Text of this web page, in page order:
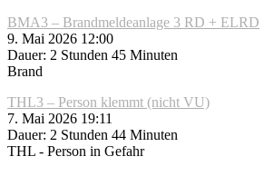
BMA3 – Brandmeldeanlage 3 RD + ELRD
9. Mai 2026 12:00
Dauer: 2 Stunden 45 Minuten
Brand
THL3 – Person klemmt (nicht VU)
7. Mai 2026 19:11
Dauer: 2 Stunden 44 Minuten
THL - Person in Gefahr